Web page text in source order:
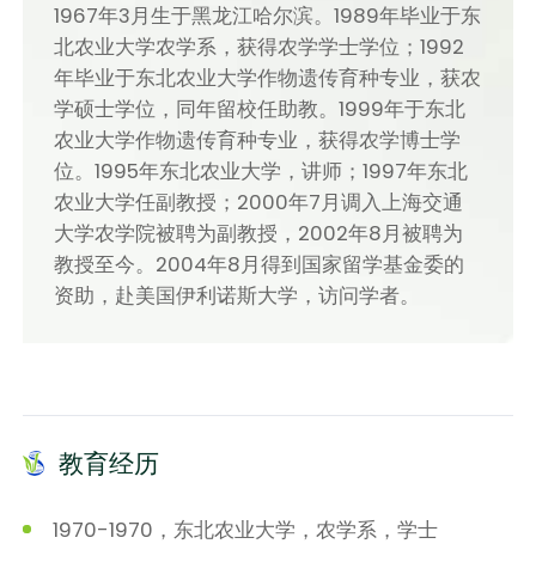
1967年3月生于黑龙江哈尔滨。1989年毕业于东
北农业大学农学系，获得农学学士学位；1992
年毕业于东北农业大学作物遗传育种专业，获农
学硕士学位，同年留校任助教。1999年于东北
农业大学作物遗传育种专业，获得农学博士学
位。1995年东北农业大学，讲师；1997年东北
农业大学任副教授；2000年7月调入上海交通
大学农学院被聘为副教授，2002年8月被聘为
教授至今。2004年8月得到国家留学基金委的
资助，赴美国伊利诺斯大学，访问学者。
教育经历
1970-1970，东北农业大学，农学系，学士